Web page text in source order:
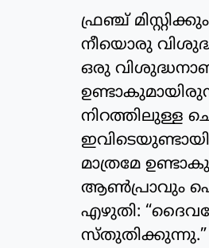
ഫ്രഞ്ച്
നീയൊരു
ഒരു
നിറത്തിലുള്ള
മാത്രമേ
ആൺപ്രാവും
എഴുതി:
സ്തുതിക്കുന്നു.”